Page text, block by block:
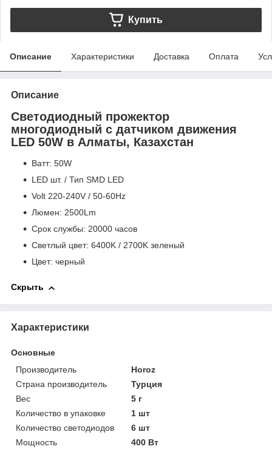
Купить
Описание Характеристики Доставка Оплата
Описание
Светодиодный прожектор
многодиодный с датчиком движения
LED 50W в Алматы, Казахстан
Bатт: 50W
LED шт. / Тип SMD LED
Volt 220-240V / 50-60Hz
Люмен: 2500Lm
Срок службы: 20000 часов
Светлый цвет: 6400K / 2700K зеленый
Цвет: черный
Скрыть
Характеристики
Основные
Производитель
Horoz
Страна производитель
Турция
Вес
5 г
Количество в упаковке
1 шт
Количество светодиодов
6 шт
Мощность
400 Вт